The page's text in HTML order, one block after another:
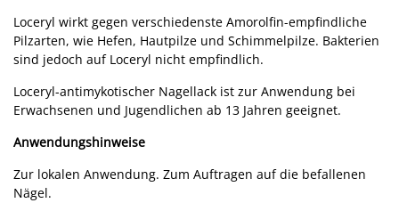
Loceryl wirkt gegen verschiedenste Amorolfin-empfindliche
Pilzarten, wie Hefen, Hautpilze und Schimmelpilze. Bakterien
sind jedoch auf Loceryl nicht empfindlich.
Loceryl-antimykotischer Nagellack ist zur Anwendung bei
Erwachsenen und Jugendlichen ab 13 Jahren geeignet.
Anwendungshinweise
Zur lokalen Anwendung. Zum Auftragen auf die befallenen
Nägel.